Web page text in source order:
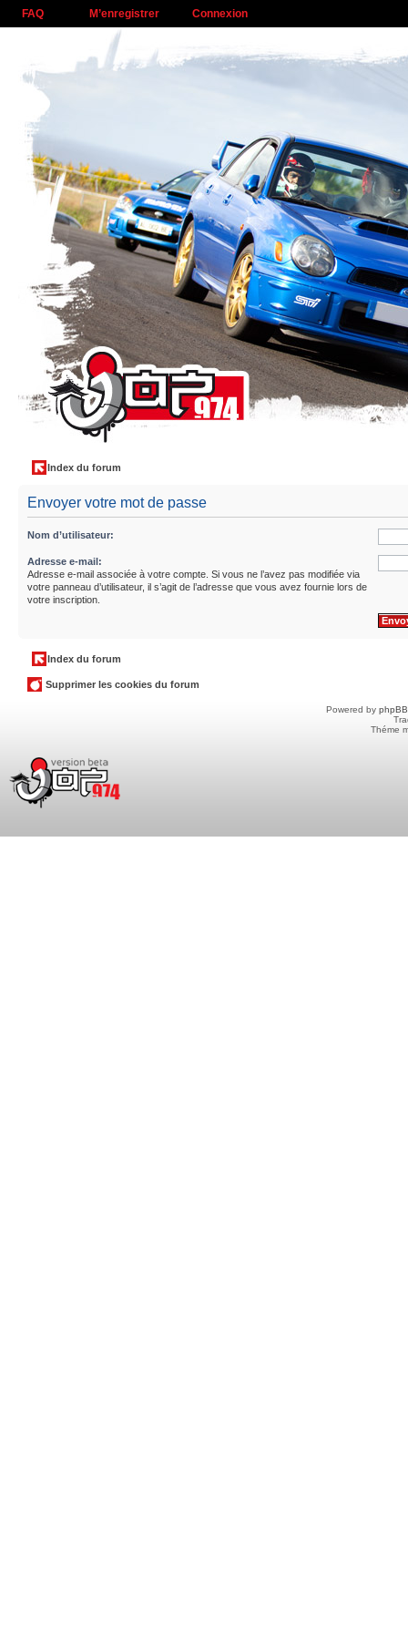
FAQ M’enregistrer Connexion
Index du forum
Envoyer votre mot de passe
Nom d’utilisateur:
Adresse e-mail:
Adresse e-mail associée à votre compte. Si vous ne l’avez pas modifiée via
votre panneau d’utilisateur, il s’agit de l’adresse que vous avez fournie lors de
votre inscription.
Index du forum
Supprimer les cookies du forum
Powered by phpBB
Théme